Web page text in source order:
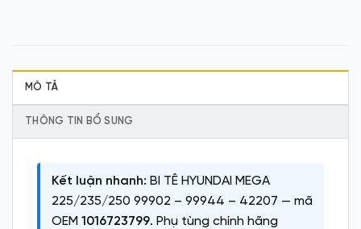
MÔ TẢ
THÔNG TIN BỔ SUNG
Kết luận nhanh: BI TÊ HYUNDAI MEGA
225/235/250 99902 – 99944 – 42207 — mã
OEM 1016723799. Phụ tùng chính hãng